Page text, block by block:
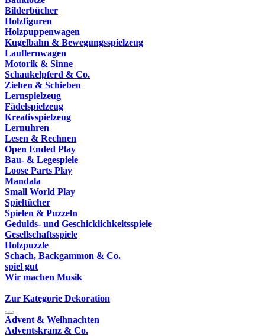
Bilderbücher
Holzfiguren
Holzpuppenwagen
Kugelbahn & Bewegungsspielzeug
Lauflernwagen
Motorik & Sinne
Schaukelpferd & Co.
Ziehen & Schieben
Lernspielzeug
Fädelspielzeug
Kreativspielzeug
Lernuhren
Lesen & Rechnen
Open Ended Play
Bau- & Legespiele
Loose Parts Play
Mandala
Small World Play
Spieltücher
Spielen & Puzzeln
Gedulds- und Geschicklichkeitsspiele
Gesellschaftsspiele
Holzpuzzle
Schach, Backgammon & Co.
spiel gut
Wir machen Musik
Zur Kategorie Dekoration
Advent & Weihnachten
Adventskranz & Co.